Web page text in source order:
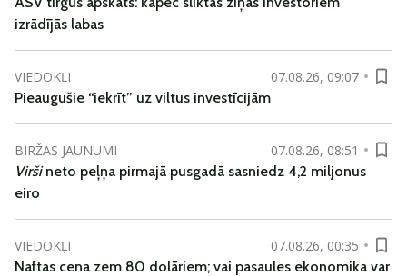
izrādījās labas
VIEDOKĻI
07.08.26, 09:07
Pieaugušie “iekrīt” uz viltus investīcijām
BIRŽAS JAUNUMI
07.08.26, 08:51
Viršineto peļņa pirmajā pusgadā sasniedz 4,2 miljonus
eiro
VIEDOKĻI
07.08.26, 00:35
Naftas cena zem 80 dolāriem; vai pasaules ekonomika var